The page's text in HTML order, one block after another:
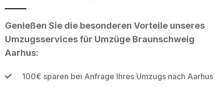
Genießen Sie die besonderen Vorteile unseres
Umzugsservices für Umzüge Braunschweig
Aarhus:
100€ sparen bei Anfrage Ihres Umzugs nach Aarhus